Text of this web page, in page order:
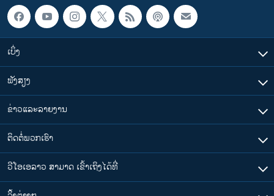
ເບິ່ງ
ຟັງສຽງ
ຂ່າວແລະລາຍງານ
ຕິດຕໍ່ພວກເຮົາ
ວີໂອເອລາວ ສາມາດ ເຂົ້າເຖິງໄດ້ທີ່